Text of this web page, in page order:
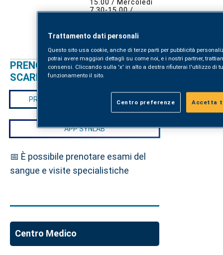
15.00 / Mercoledì
7.30-15.00 /
7.30-15.00 /
Sabato 7.30-
11.00
PRENOTAZIONE ONLINE E
SCARICO REFERTI
PRENOTAZIONI E SCARICO REFERTI
APP SYNLAB
📅 È possibile prenotare esami del
sangue e visite specialistiche
Centro Medico
Trattamento dati personali
Questo sito usa cookie, anche di terze parti per pubblicità
potrai avere maggiori dettagli su come noi, e i nostri partner,
consensi. Cliccando sulla 'x' in alto a destra rifiuterai l'utilizzo di
funzionamento il sito.
Centro preferenze Accetta